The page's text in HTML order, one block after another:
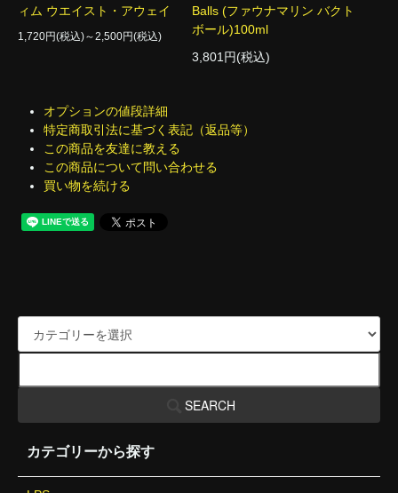
ィム ウエイスト・アウェイ
1,720円(税込)～2,500円(税込)
Balls (ファウナマリン バクト
ボール)100ml
3,801円(税込)
オプションの値段詳細
特定商取引法に基づく表記（返品等）
この商品を友達に教える
この商品について問い合わせる
買い物を続ける
SEARCH
カテゴリーから探す